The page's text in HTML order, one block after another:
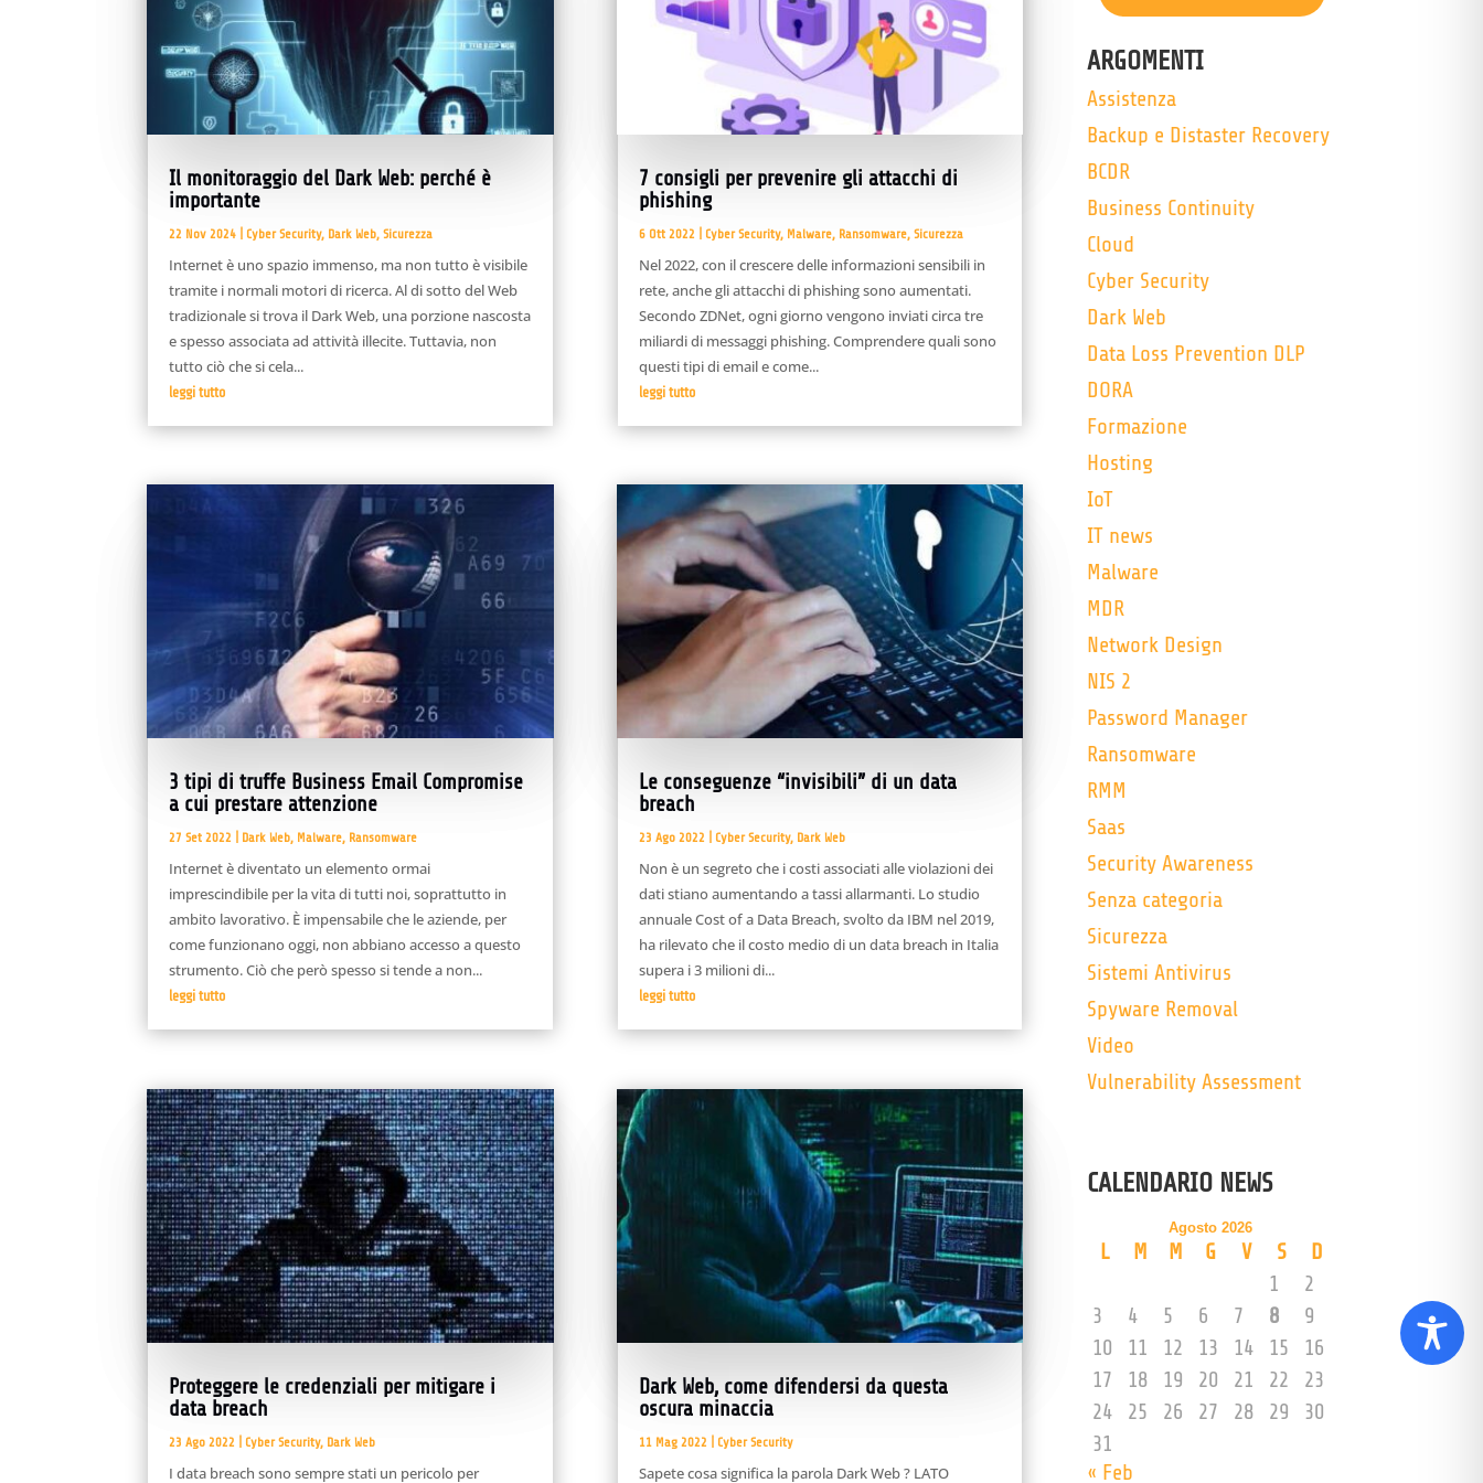
Il monitoraggio del Dark Web: perché è
importante
22 Nov 2024 Cyber Security, Dark Web,Sicurezza
Internet è uno spazio immenso, ma non tutto è visibile
tramite i normali motori di ricerca. Al di sotto del Web
tradizionale si trova il Dark Web, una porzione nascosta
e spesso associata ad attività illecite. Tuttavia, non
tutto ciò che si cela...
leggi tutto
3 tipi di truffe Business Email Compromise
a cui prestare attenzione
27 Set 2022 Dark Web, Malware, Ransomware
Internet è diventato un elemento ormai
imprescindibile per la vita di tutti noi, soprattutto in
ambito lavorativo. È impensabile che le aziende, per
come funzionano oggi, non abbiano accesso a questo
strumento. Ciò che però spesso si tende a non...
leggi tutto
Proteggere le credenziali per mitigare i
data breach
23 Ago 2022 Cyber Security, Dark Web
I data breach sono sempre stati un pericolo per
7 consigli per prevenire gli attacchi di
phishing
6 Ott 2022 Cyber Security, Malware, Ransomware, Sicurezza
Nel 2022, con il crescere delle informazioni sensibili in
rete, anche gli attacchi di phishing sono aumentati.
Secondo ZDNet, ogni giorno vengono inviati circa tre
miliardi di messaggi phishing. Comprendere quali sono
questi tipi di email e come...
leggi tutto
Le conseguenze “invisibili” di un data
breach
23 Ago 2022 Cyber Security, Dark Web
Non è un segreto che i costi associati alle violazioni dei
dati stiano aumentando a tassi allarmanti. Lo studio
annuale Cost of a Data Breach, svolto da IBM nel 2019,
ha rilevato che il costo medio di un data breach in Italia
supera i 3 milioni di...
leggi tutto
Dark Web, come difendersi da questa
oscura minaccia
11 Mag 2022 Cyber Security
Sapete cosa significa la parola Dark Web ? LATO
ARGOMENTI
Assistenza
Backup e Distaster Recovery
BCDR
Business Continuity
Cloud
Cyber Security
Dark Web
Data Loss Prevention DLP
DORA
Formazione
Hosting
IoT
IT news
Malware
MDR
Network Design
NIS 2
Password Manager
Ransomware
RMM
Saas
Security Awareness
Senza categoria
Sicurezza
Sistemi Antivirus
Spyware Removal
Video
Vulnerability Assessment
CALENDARIO NEWS
Agosto 2026
L M M G V S
D
1
2
3
4 5 6 7 8
9
10
11 12 13 14 15
16
17
18 19 20 21 22
23
24
25 26 27 28 29
30
31
« Feb